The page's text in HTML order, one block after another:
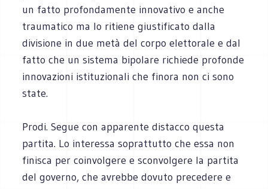
un fatto profondamente innovativo e anche
traumatico ma lo ritiene giustificato dalla
divisione in due metà del corpo elettorale e dal
fatto che un sistema bipolare richiede profonde
innovazioni istituzionali che finora non ci sono
state.
Prodi. Segue con apparente distacco questa
partita. Lo interessa soprattutto che essa non
finisca per coinvolgere e sconvolgere la partita
del governo, che avrebbe dovuto precedere e